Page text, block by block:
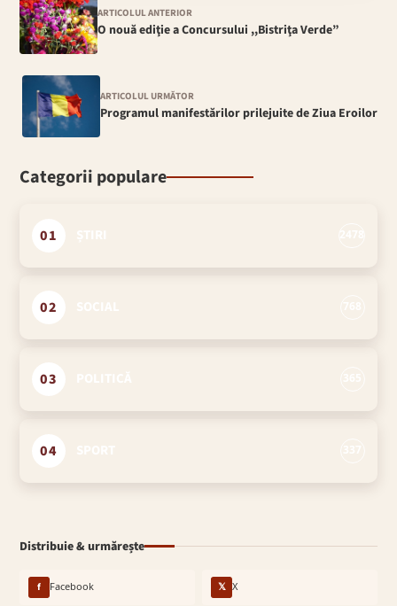
ARTICOLUL ANTERIOR
O nouă ediţie a Concursului ,,Bistriţa Verde”
ARTICOLUL URMĂTOR
Programul manifestărilor prilejuite de Ziua Eroilor
Categorii populare
01
02
03
04
Distribuie & urmărește
f Facebook 𝕏 X